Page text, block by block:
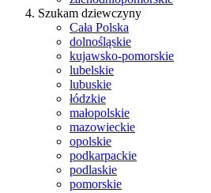
Szukam dziewczyny
Cała Polska
dolnośląskie
kujawsko-pomorskie
lubelskie
lubuskie
łódzkie
małopolskie
mazowieckie
opolskie
podkarpackie
podlaskie
pomorskie